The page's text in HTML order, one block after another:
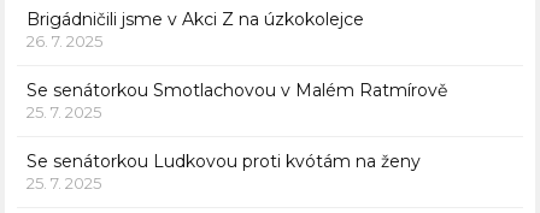
Brigádničili jsme v Akci Z na úzkokolejce
26. 7. 2025
Se senátorkou Smotlachovou v Malém Ratmírově
25. 7. 2025
Se senátorkou Ludkovou proti kvótám na ženy
25. 7. 2025